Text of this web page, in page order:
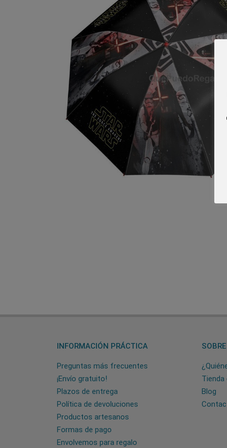
INFORMACIÓN PRÁCTICA
Preguntas más frecuentes
¡Envío gratuito!
Plazos de entrega
Política de devoluciones
Productos artesanos
Formas de pago
Envolvemos para regalo
Tienda
Blog